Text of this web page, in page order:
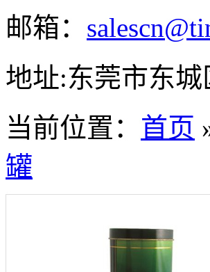
邮箱：
地址:东莞市东
当前位置： 首页
罐